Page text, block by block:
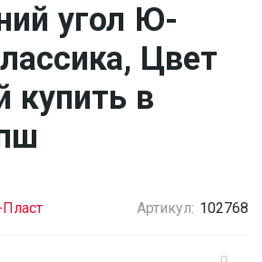
угол Ю-
Цвет
купить в
Артикул: 102768